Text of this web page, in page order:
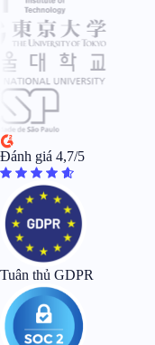
Đánh giá 4,7/5
Tuân thủ GDPR